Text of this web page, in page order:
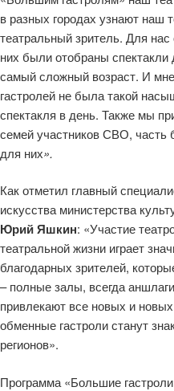
в разных городах узнают наш
театральный зритель. Для
них были отобраны спектакли
самый сложный возраст. И
гастролей не была такой
спектакля в день. Также мы
семей участников СВО, часть
для них».
Как отметил главный
искусства министерства
Юрий Яшкин: «Участие
театральной жизни играет
благодарных зрителей,
– полные залы, всегда
привлекают все новых и
обменные гастроли станут
регионов».
Программа «Большие